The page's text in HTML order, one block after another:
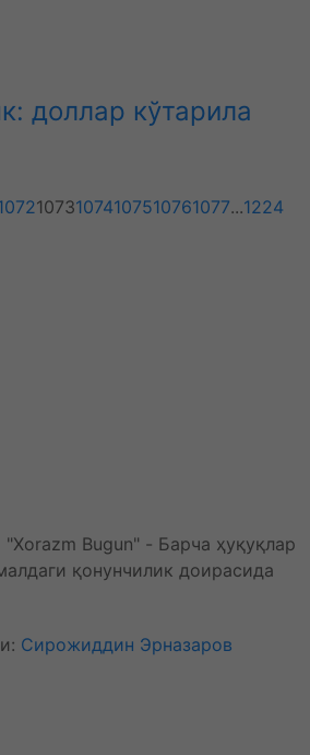
доллар кўтарила
10731074107510761077...1224
Bugun" - Барча ҳуқуқлар
қонунчилик доирасида
Сирожиддин Эрназаров